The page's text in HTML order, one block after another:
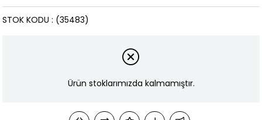
(35483)
STOK KODU
Ürün stoklarımızda kalmamıştır.